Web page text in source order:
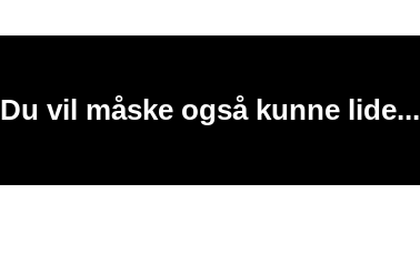
Du vil måske også kunne lide...